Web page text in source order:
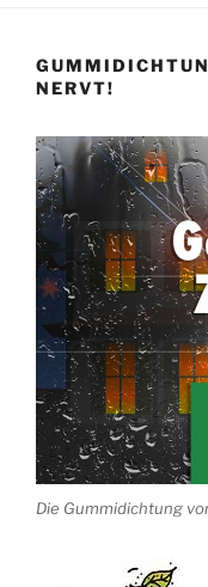
NERVT!
Die Gummidichtung